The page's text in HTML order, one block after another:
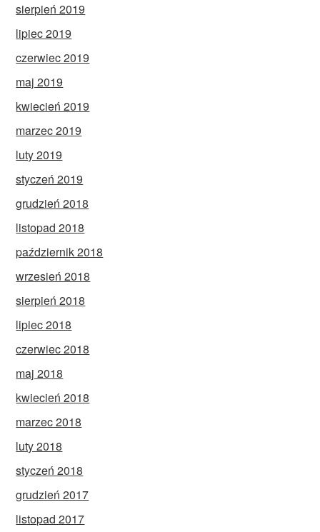
sierpień 2019
lipiec 2019
czerwiec 2019
maj 2019
kwiecień 2019
marzec 2019
luty 2019
styczeń 2019
grudzień 2018
listopad 2018
październik 2018
wrzesień 2018
sierpień 2018
lipiec 2018
czerwiec 2018
maj 2018
kwiecień 2018
marzec 2018
luty 2018
styczeń 2018
grudzień 2017
listopad 2017